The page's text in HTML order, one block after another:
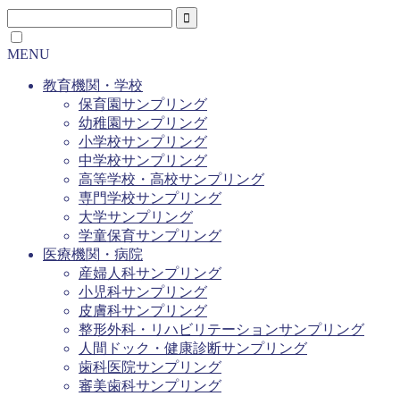
MENU
教育機関・学校
保育園サンプリング
幼稚園サンプリング
小学校サンプリング
中学校サンプリング
高等学校・高校サンプリング
専門学校サンプリング
大学サンプリング
学童保育サンプリング
医療機関・病院
産婦人科サンプリング
小児科サンプリング
皮膚科サンプリング
整形外科・リハビリテーションサンプリング
人間ドック・健康診断サンプリング
歯科医院サンプリング
審美歯科サンプリング